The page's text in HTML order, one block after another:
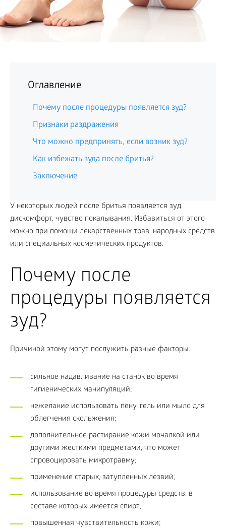
Оглавление
Почему после процедуры появляется зуд?
Признаки раздражения
Что можно предпринять, если возник зуд?
Как избежать зуда после бритья?
Заключение
У некоторых людей после бритья появляется зуд,
дискомфорт, чувство покалывания. Избавиться от этого
можно при помощи лекарственных трав, народных средств
или специальных косметических продуктов.
Почему после
процедуры появляется
зуд?
Причиной этому могут послужить разные факторы:
сильное надавливание на станок во время
гигиенических манипуляций;
нежелание использовать пену, гель или мыло для
облегчения скольжения;
дополнительное растирание кожи мочалкой или
другими жесткими предметами, что может
спровоцировать микротравму;
применение старых, затупленных лезвий;
использование во время процедуры средств, в
составе которых имеется спирт;
повышенная чувствительность кожи;